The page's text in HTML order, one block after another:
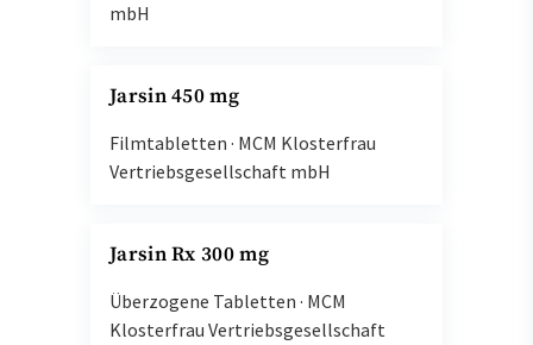
mbH
Jarsin 450 mg
Filmtabletten · MCM Klosterfrau
Vertriebsgesellschaft mbH
Jarsin Rx 300 mg
Überzogene Tabletten · MCM
Klosterfrau Vertriebsgesellschaft